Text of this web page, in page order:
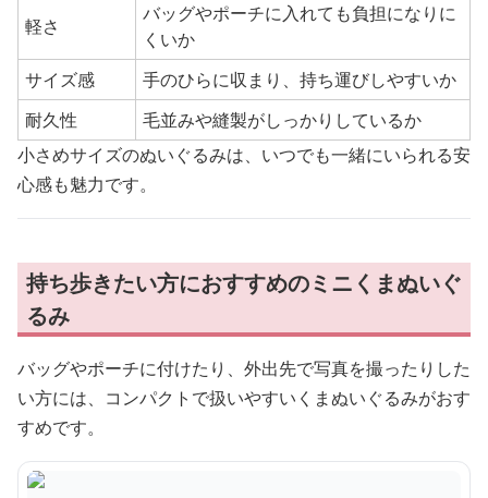
軽さ
バッグやポーチに入れても負担になりに
くいか
サイズ感
手のひらに収まり、持ち運びしやすいか
耐久性
毛並みや縫製がしっかりしているか
小さめサイズのぬいぐるみは、いつでも一緒にいられる安
心感も魅力です。
持ち歩きたい方におすすめのミニくまぬいぐ
るみ
バッグやポーチに付けたり、外出先で写真を撮ったりした
い方には、コンパクトで扱いやすいくまぬいぐるみがおす
すめです。